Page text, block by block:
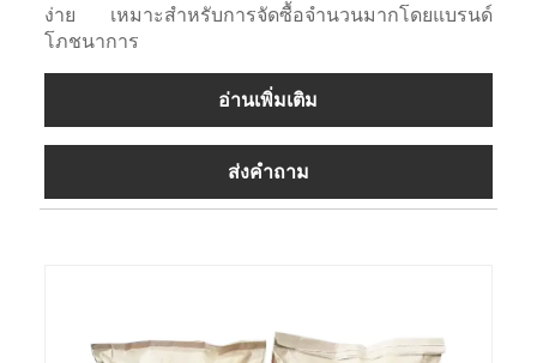
ง่าย เหมาะสำหรับการจัดซื้อจำนวนมากโดยแบรนด์
โภชนาการ
อ่านเพิ่มเติม
ส่งคำถาม